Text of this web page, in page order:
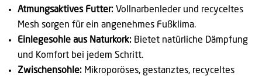
Atmungsaktives Futter: Vollnarbenleder und recyceltes
Mesh sorgen für ein angenehmes Fußklima.
Einlegesohle aus Naturkork: Bietet natürliche Dämpfung
und Komfort bei jedem Schritt.
Zwischensohle: Mikroporöses, gestanztes, recyceltes